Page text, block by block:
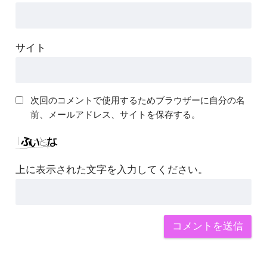
サイト
次回のコメントで使用するためブラウザーに自分の名
前、メールアドレス、サイトを保存する。
上に表示された文字を入力してください。